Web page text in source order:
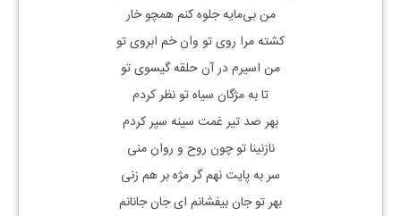
من بی‌مایه جلوه کنم همچو خار
کشته مرا روی تو وان خم ابروی تو
من اسیرم در آن حلقه گیسوی تو
تا به مژگان سیاه تو نظر کردم
بهر صد تیر غمت سینه سپر کردم
نازنینا تو چون روح و روان منی
سر به پایت نهم گر مژه بر هم زنی
بهر تو جان بیفشانم ای جان جانانم